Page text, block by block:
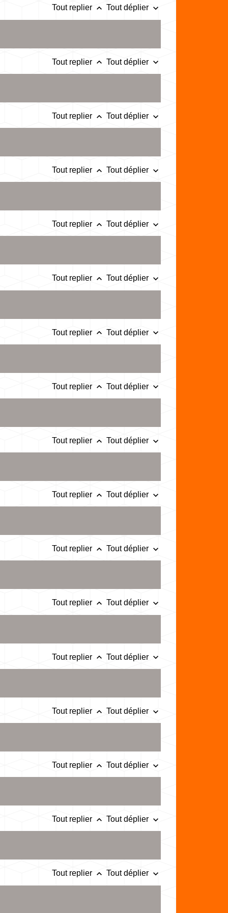
Tout replier keyboard_arrow_up Tout déplier keyboard_arrow_down
Tout replier keyboard_arrow_up Tout déplier keyboard_arrow_down
Tout replier keyboard_arrow_up Tout déplier keyboard_arrow_down
Tout replier keyboard_arrow_up Tout déplier keyboard_arrow_down
Tout replier keyboard_arrow_up Tout déplier keyboard_arrow_down
Tout replier keyboard_arrow_up Tout déplier keyboard_arrow_down
Tout replier keyboard_arrow_up Tout déplier keyboard_arrow_down
Tout replier keyboard_arrow_up Tout déplier keyboard_arrow_down
Tout replier keyboard_arrow_up Tout déplier keyboard_arrow_down
Tout replier keyboard_arrow_up Tout déplier keyboard_arrow_down
Tout replier keyboard_arrow_up Tout déplier keyboard_arrow_down
Tout replier keyboard_arrow_up Tout déplier keyboard_arrow_down
Tout replier keyboard_arrow_up Tout déplier keyboard_arrow_down
Tout replier keyboard_arrow_up Tout déplier keyboard_arrow_down
Tout replier keyboard_arrow_up Tout déplier keyboard_arrow_down
Tout replier keyboard_arrow_up Tout déplier keyboard_arrow_down
Tout replier keyboard_arrow_up Tout déplier keyboard_arrow_down